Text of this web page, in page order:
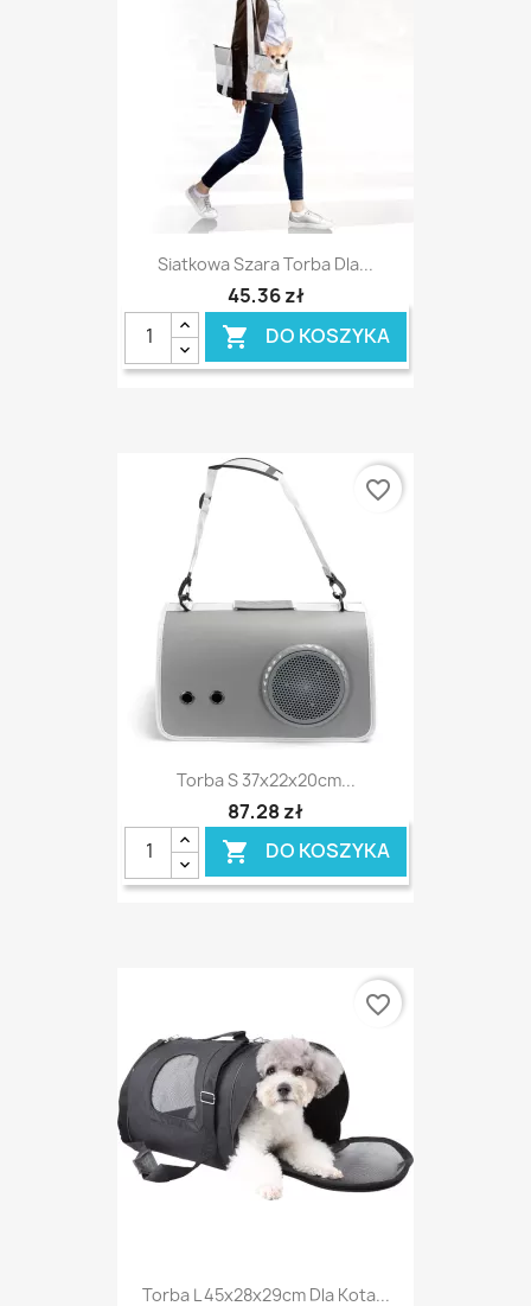
Siatkowa Szara Torba Dla...
45,36 zł
 DO KOSZYKA
Torba S 37x22x20cm...
87,28 zł
 DO KOSZYKA
favorite_border
Torba L 45x28x29cm Dla Kota...
favorite_border